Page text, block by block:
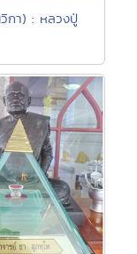
กา) : หลวงปู่